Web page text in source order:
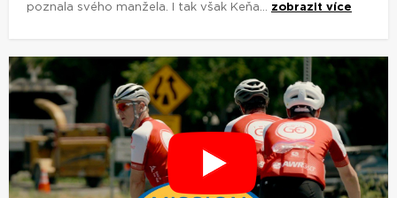
poznala svého manžela. I tak však Keňa... zobrazit více